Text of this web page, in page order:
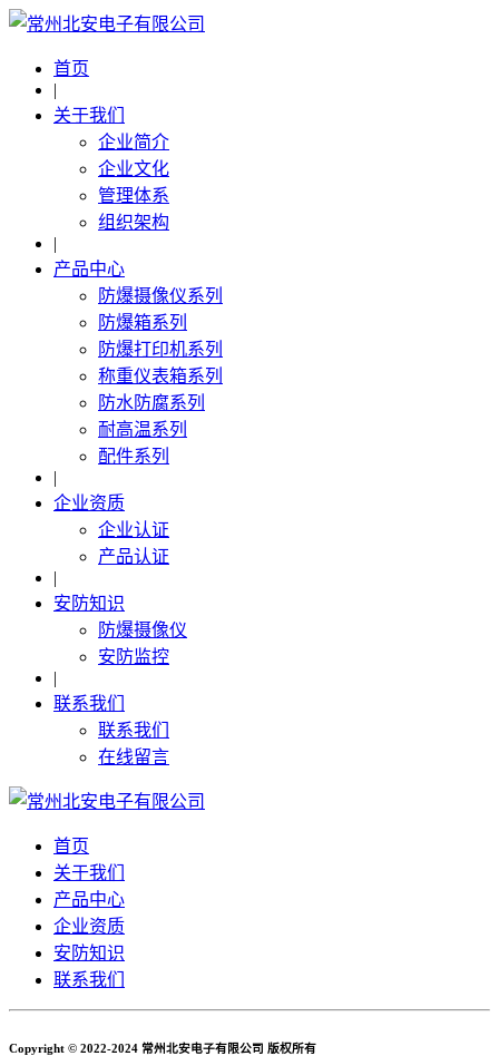
首页
|
关于我们
企业简介
企业文化
管理体系
组织架构
|
产品中心
防爆摄像仪系列
防爆箱系列
防爆打印机系列
称重仪表箱系列
防水防腐系列
耐高温系列
配件系列
|
企业资质
企业认证
产品认证
|
安防知识
防爆摄像仪
安防监控
|
联系我们
联系我们
在线留言
首页
关于我们
产品中心
企业资质
安防知识
联系我们
Copyright © 2022-2024 常州北安电子有限公司 版权所有